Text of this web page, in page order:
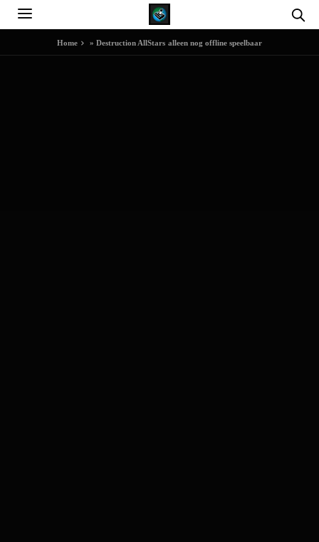
Home »Destruction AllStars alleen nog offline speelbaar